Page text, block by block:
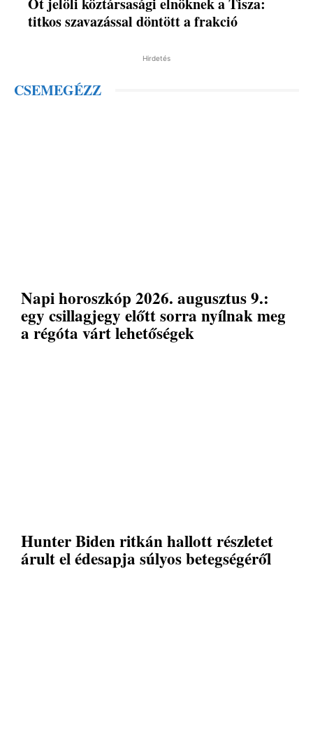
titkos szavazással döntött a frakció
Hirdetés
CSEMEGÉZZ
Napi horoszkóp 2026. augusztus 9.:
egy csillagjegy előtt sorra nyílnak meg
a régóta várt lehetőségek
Hunter Biden ritkán hallott részletet
árult el édesapja súlyos betegségéről